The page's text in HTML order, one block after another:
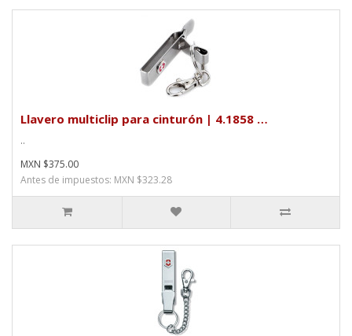
Llavero multiclip para cinturón | 4.1858 …
..
MXN $375.00
Antes de impuestos: MXN $323.28